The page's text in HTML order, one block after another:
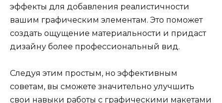
эффекты для добавления реалистичности
вашим графическим элементам. Это поможет
создать ощущение материальности и придаст
дизайну более профессиональный вид.
Следуя этим простым, но эффективным
советам, вы сможете значительно улучшить
свои навыки работы с графическими макетами